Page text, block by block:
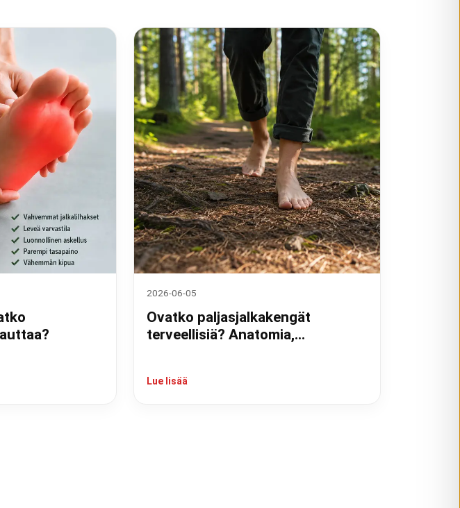
2026-06-05
Ovatko paljasjalkakengät
terveellisiä? Anatomia,
Lue lisää